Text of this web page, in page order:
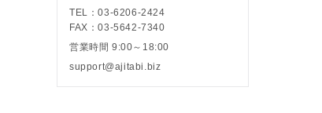
TEL：03-6206-2424
FAX：03-5642-7340
営業時間 9:00～18:00
support@ajitabi.biz